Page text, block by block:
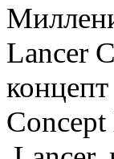
Lancer
Concept